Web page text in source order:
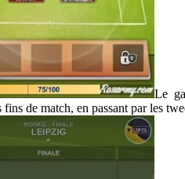
Le
de match, en passant par les